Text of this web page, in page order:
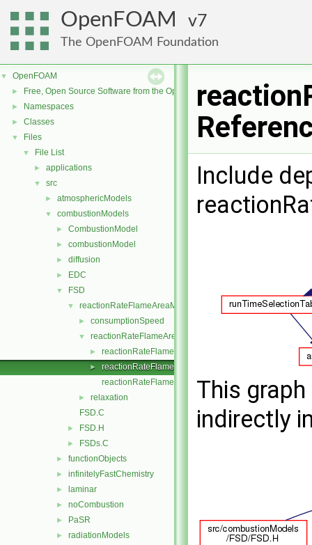
OpenFOAM 7
The OpenFOAM Foundation
▼ OpenFOAM
► Free, Open Source Software from the OpenFOAM Foundation
► Namespaces
► Classes
▼ Files
▼ File List
► applications
▼ src
► atmosphericModels
▼ combustionModels
► CombustionModel
► combustionModel
► diffusion
► EDC
▼ FSD
▼ reactionRateFlameAreaModels
► consumptionSpeed
▼ reactionRateFlameArea
► reactionRateFlameArea.C
►
reactionRateFlameArea.H
reactionRateFlameAreaNew.C
►
relaxation
FSD.C
► FSD.H
► FSDs.C
► functionObjects
► infinitelyFastChemistry
► laminar
► noCombustion
► PaSR
► radiationModels
Include
This
indirectly